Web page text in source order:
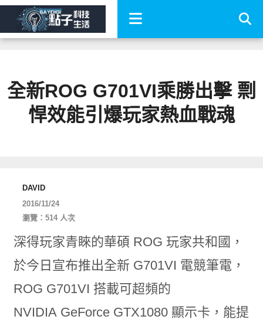
全新ROG G701VI乘勝出擊 剽
悍效能引爆玩家熱血戰魂
DAVID
2016/11/24
瀏覽：514 人次
深得玩家青睞的華碩 ROG 玩家共和國，
於今日宣布推出全新 G701VI 電競筆電，
ROG G701VI 搭載可超頻的
NVIDIAGeForceGTX1080 顯示卡，能提